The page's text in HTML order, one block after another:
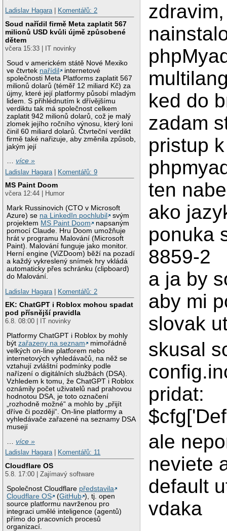
Ladislav Hagara| Komentářů: 2
Soud nařídil firmě Meta zaplatit 567
milionů USD kvůli újmě způsobené
dětem
včera 15:33 | IT novinky
Soud v americkém státě Nové Mexiko
ve čtvrtek nařídil
internetové
společnosti Meta Platforms zaplatit 567
milionů dolarů (téměř 12 miliard Kč) za
újmy, které její platformy působí mladým
lidem. S přihlédnutím k dřívějšímu
verdiktu tak má společnost celkem
zaplatit 942 milionů dolarů, což je malý
zlomek jejího ročního výnosu, který loni
činil 60 miliard dolarů. Čtvrteční verdikt
firmě také nařizuje, aby změnila způsob,
jakým její
…více »
Ladislav Hagara
Komentářů: 9
MS Paint Doom
včera 12:44 | Humor
Mark Russinovich (CTO v Microsoft
Azure) se na LinkedIn pochlubil
svým
projektem MS Paint Doom
napsaným
pomocí Claude. Hru Doom umožňuje
hrát v programu Malování (Microsoft
Paint). Malování funguje jako monitor.
Herní engine (ViZDoom) běží na pozadí
a každý vykreslený snímek hry vkládá
automaticky přes schránku (clipboard)
do Malování.
Ladislav Hagara
Komentářů: 2
EK: ChatGPT i Roblox mohou spadat
pod přísnější pravidla
6.8. 08:00 | IT novinky
Platformy ChatGPT i Roblox by mohly
býtzařazeny na seznam
mimořádně
velkých on-line platforem nebo
internetových vyhledávačů, na něž se
vztahují zvláštní podmínky podle
nařízení o digitálních službách (DSA).
Vzhledem k tomu, že ChatGPT i Roblox
oznámily počet uživatelů nad prahovou
hodnotou DSA, je toto označení
„rozhodně možné“ a mohlo by „přijít
dříve či později“. On-line platformy a
vyhledávače zařazené na seznamy DSA
musejí
…více »
Ladislav Hagara| Komentářů: 11
Cloudflare OS
5.8. 17:00 | Zajímavý software
Společnost Cloudflare představila
Cloudflare OS
(GitHub ), tj. open
source platformu navrženou pro
integraci umělé inteligence (agentů)
přímo do pracovních procesů
organizací.
zdravim,
ked do
zadam
pristup k
ten
ako
ponuka
8859-2
a ja by
aby mi
slovak
skusal
pridat:
ale
neviete
default
vdaka